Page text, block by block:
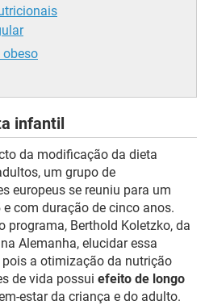
obeso
infantil
da modificação da dieta
um grupo de
europeus se reuniu para um
com duração de cinco anos.
programa, Berthold Koletzko, da
Alemanha, elucidar essa
a otimização da nutrição
de vida possui efeito de longo
estar da criança e do adulto.